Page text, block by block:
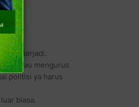
UU.
yang terjadi.
Kalau mengurus
politisi ya harus
biasa.